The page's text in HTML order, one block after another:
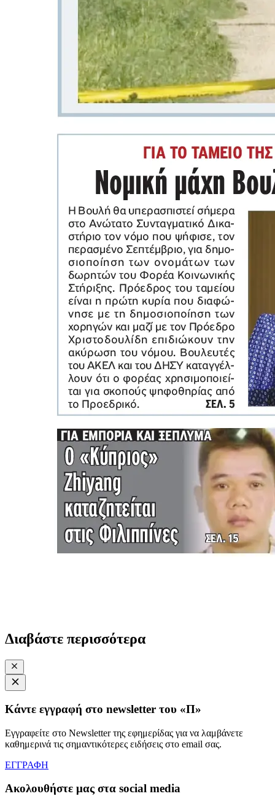
Διαβάστε περισσότερα
Κάντε εγγραφή στο newsletter του «Π»
Εγγραφείτε στο Newsletter της εφημερίδας για να λαμβάνετε
καθημερινά τις σημαντικότερες ειδήσεις στο email σας.
ΕΓΓΡΑΦΗ
Ακολουθήστε μας στα social media